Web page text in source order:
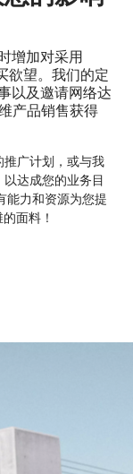
增加对采用
欲望。我们的定
以及邀请网络达
产品销售获得
广计划，或与我
达成您的业务目
能力和资源为您提
面料！